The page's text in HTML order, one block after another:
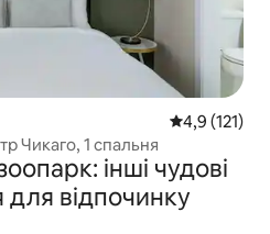
Середня
4,9 (121)
Чикаго, 1 спальня
інші чудові
відпочинку